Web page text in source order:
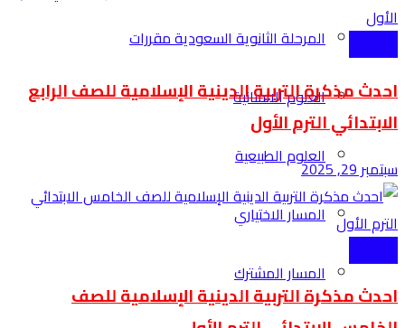
المرحلة الثانوية السعودية مقررات
العلوم الانسانية
العلوم الطبيعية
المسار الاختياري
المسار المشترك
احدث مذكرة التربية الدينية الإسلامية للصف الرابع
الابتدائي الترم الأول
سبتمبر 29, 2025
احدث مذكرة التربية الدينية الإسلامية للصف